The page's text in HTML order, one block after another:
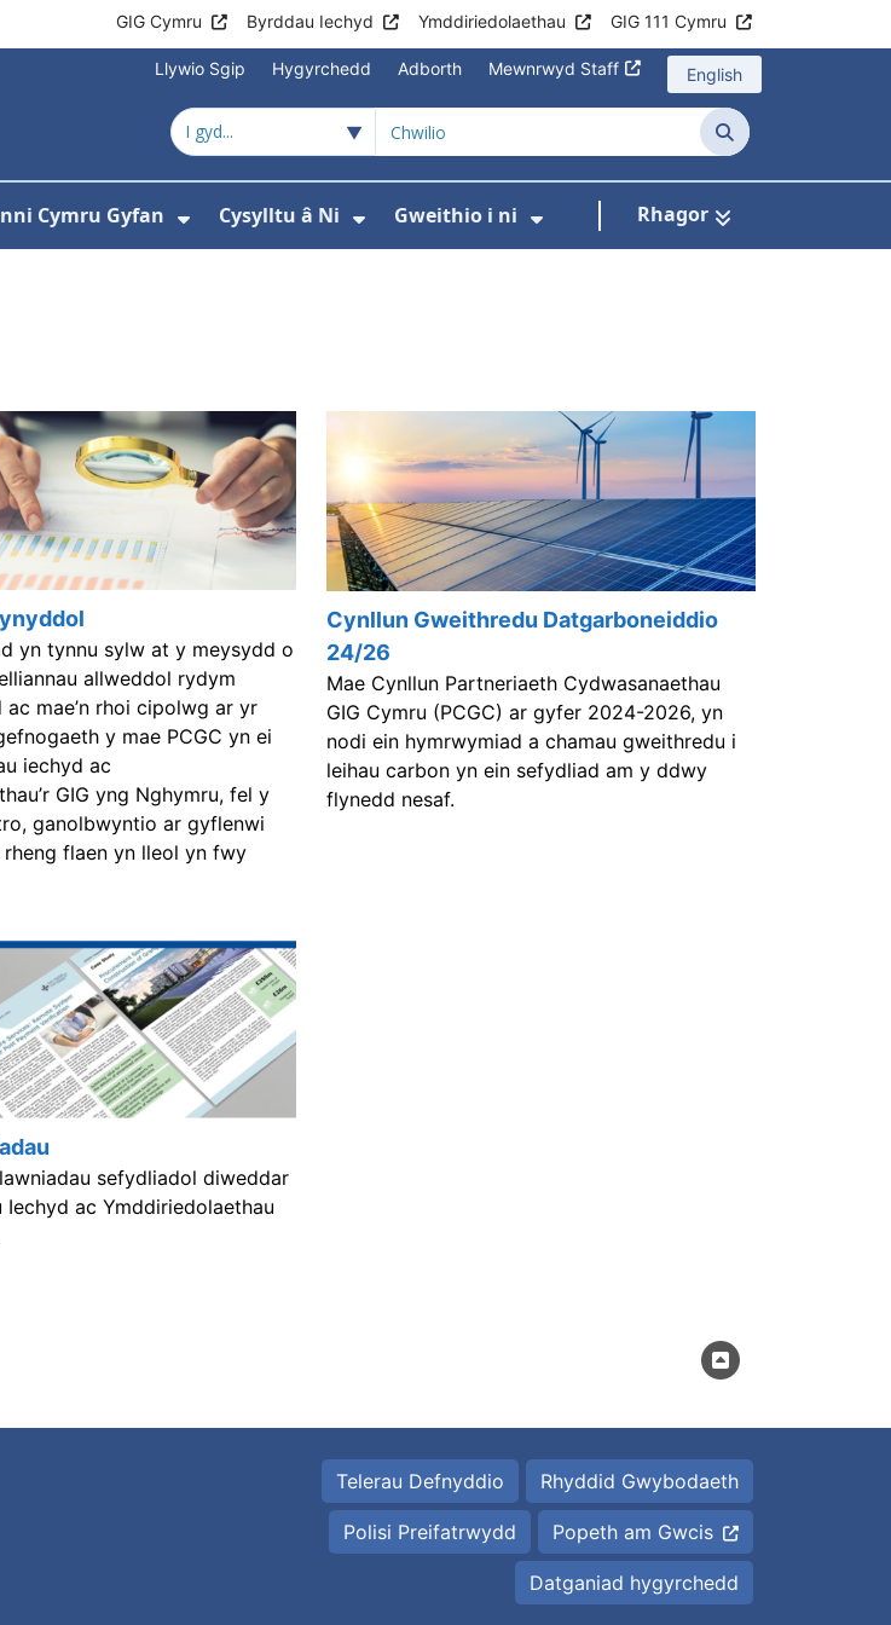
GIG Cymru Byrddau Iechyd Ymddiriedolaethau GIG 111 Cymru
Llywio Sgip Hygyrchedd Adborth Mewnrwyd Staff English
Chwilio
ni
Cymru Gyfan Cysylltu â Ni Gweithio i ni Rhagor
yn tynnu sylw at y meysydd o
allweddol rydym
ac mae’n rhoi cipolwg ar yr
y mae PCGC yn ei
iechyd ac
GIG yng Nghymru, fel y
ganolbwyntio ar gyflenwi
rheng flaen yn lleol yn fwy
Cynllun Gweithredu Datgarboneiddio
24/26
Mae Cynllun Partneriaeth Cydwasanaethau
GIG Cymru (PCGC) ar gyfer 2024-2026, yn
nodi ein hymrwymiad a chamau gweithredu i
leihau carbon yn ein sefydliad am y ddwy
flynedd nesaf.
sefydliadol diweddar
Iechyd ac Ymddiriedolaethau
Telerau Defnyddio Rhyddid Gwybodaeth
Polisi Preifatrwydd Popeth am Gwcis
Datganiad hygyrchedd